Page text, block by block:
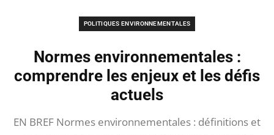
POLITIQUES ENVIRONNEMENTALES
Normes environnementales :
comprendre les enjeux et les défis
actuels
EN BREF Normes environnementales : définitions et